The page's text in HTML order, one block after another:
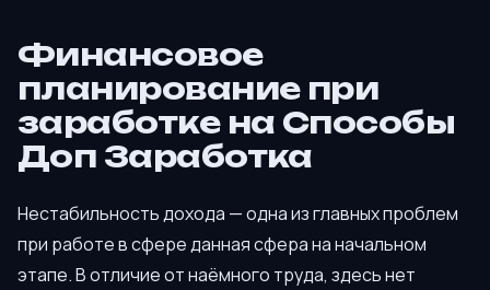
Финансовое
планирование при
заработке на Способы
Доп Заработка
Нестабильность дохода — одна из главных проблем
при работе в сфере данная сфера на начальном
этапе. В отличие от наёмного труда, здесь нет